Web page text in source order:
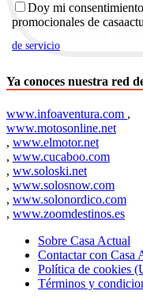
Doy mi
promocionales de
de servicio
Ya conoces nuestra red
www.infoaventura.com ,
www.motosonline.net
, www.elmotor.net
, www.cucaboo.com
, ww.soloski.net
, www.solosnow.com
, www.solonordico.com
, www.zoomdestinos.es
Sobre Casa Actual
Contactar con Casa
Política de cookies
Términos y